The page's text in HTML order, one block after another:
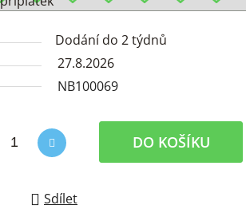
Dodání do 2 týdnů
27.8.2026
NB100069
DO KOŠÍKU
Sdílet